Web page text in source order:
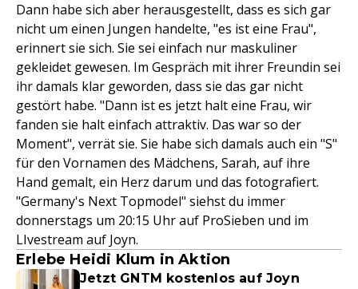
Dann habe sich aber herausgestellt, dass es sich gar
nicht um einen Jungen handelte, "es ist eine Frau",
erinnert sie sich. Sie sei einfach nur maskuliner
gekleidet gewesen. Im Gespräch mit ihrer Freundin sei
ihr damals klar geworden, dass sie das gar nicht
gestört habe. "Dann ist es jetzt halt eine Frau, wir
fanden sie halt einfach attraktiv. Das war so der
Moment", verrät sie. Sie habe sich damals auch ein "S"
für den Vornamen des Mädchens, Sarah, auf ihre
Hand gemalt, ein Herz darum und das fotografiert.
"Germany's Next Topmodel" siehst du immer
donnerstags um 20:15 Uhr auf ProSieben und im
LIvestream auf Joyn.
Erlebe Heidi Klum in Aktion
Jetzt GNTM kostenlos auf Joyn